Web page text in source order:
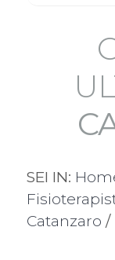
SEI IN:
Catanzaro /